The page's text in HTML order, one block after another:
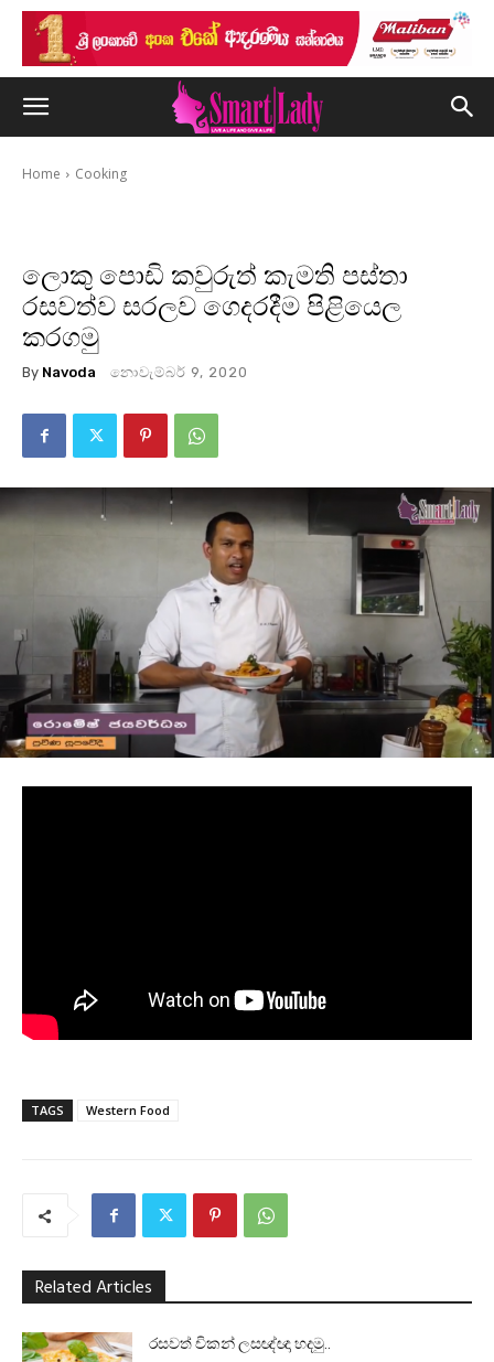
Home Cooking
ලොකු පොඩි කවුරුත් කැමති පස්තා
රසවත්ව සරලව ගෙදරදීම පිළියෙල
කරගමු
By Navoda නොවැම්බර් 9, 2020
TAGS Western Food
Related Articles
රසවත් චිකන් ලසඥ්ඥා හදමු..